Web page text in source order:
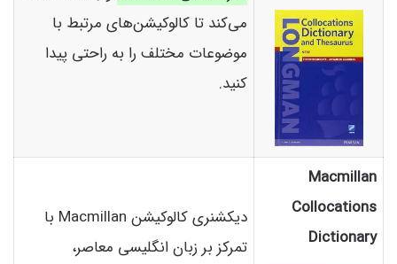
می‌کند تا کالوکیشن‌های مرتبط با
موضوعات مختلف را به راحتی پیدا
کنید.
Macmillan
Collocations
Dictionary
دیکشنری کالوکیشن Macmillan با
تمرکز بر زبان انگلیسی معاصر،